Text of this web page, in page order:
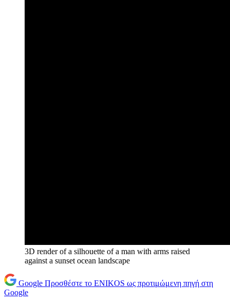
3D render of a silhouette of a man with arms raised
against a sunset ocean landscape
Google Προσθέστε το ENIKOS ως προτιμώμενη πηγή στη
Google